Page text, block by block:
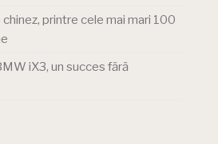
printre cele mai mari 100
iX3, un succes fără